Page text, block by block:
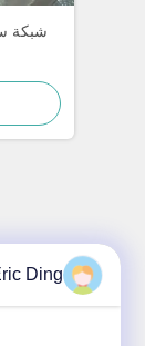
شبكة
Ding